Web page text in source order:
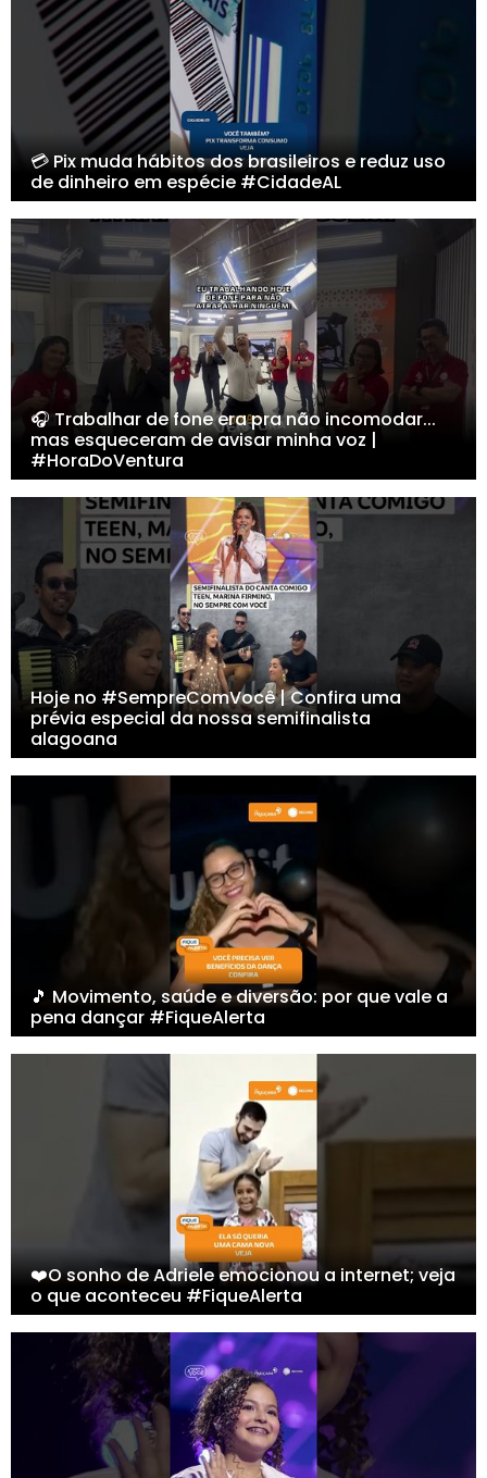
💳 Pix muda hábitos dos brasileiros e reduz uso
de dinheiro em espécie #CidadeAL
🎧 Trabalhar de fone era pra não incomodar...
mas esqueceram de avisar minha voz |
#HoraDoVentura
Hoje no #SempreComVocê | Confira uma
prévia especial da nossa semifinalista
alagoana
🎵 Movimento, saúde e diversão: por que vale a
pena dançar #FiqueAlerta
❤️O sonho de Adriele emocionou a internet; veja
o que aconteceu #FiqueAlerta